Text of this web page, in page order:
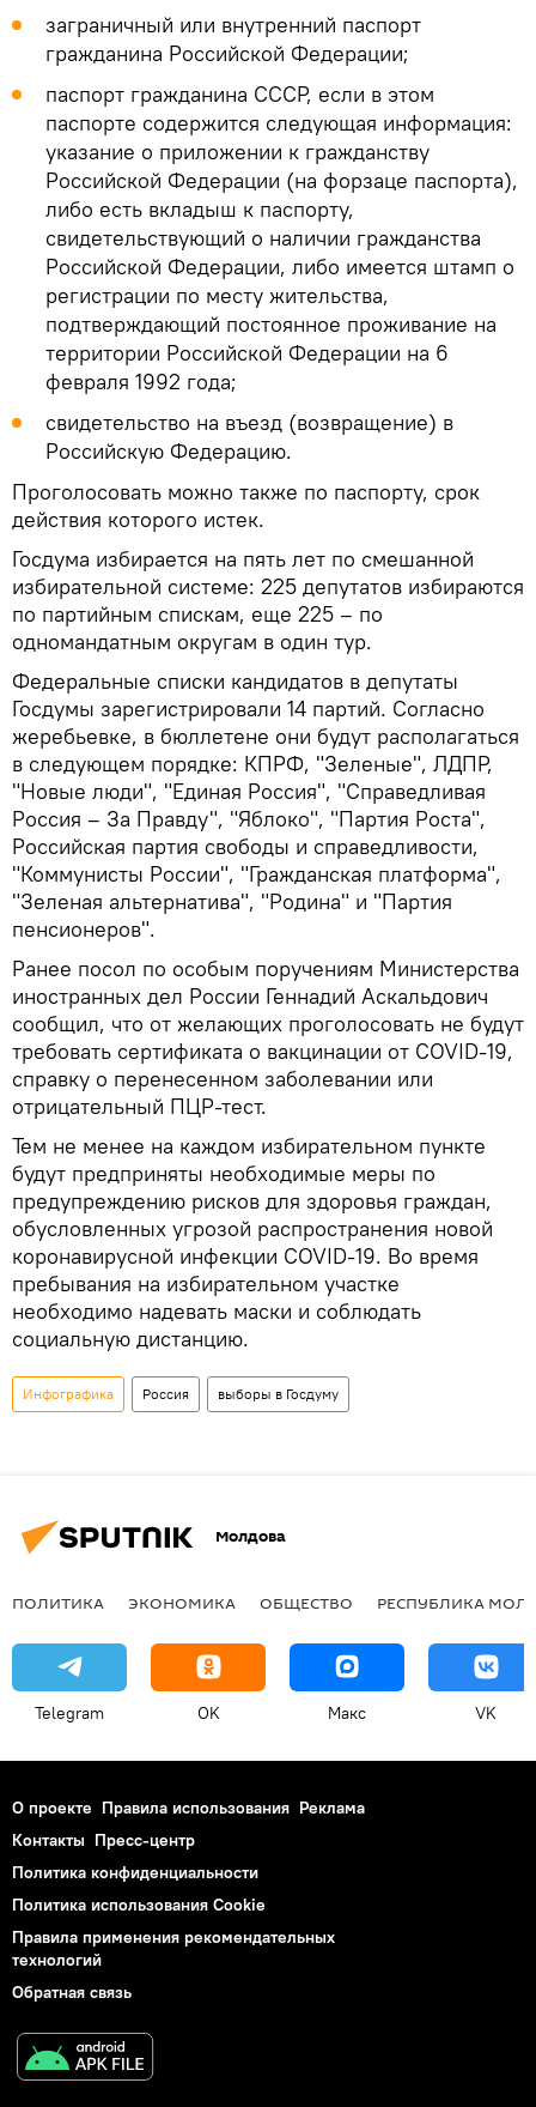
заграничный или внутренний паспорт
гражданина Российской Федерации;
паспорт гражданина СССР, если в этом
паспорте содержится следующая информация:
указание о приложении к гражданству
Российской Федерации (на форзаце паспорта),
либо есть вкладыш к паспорту,
свидетельствующий о наличии гражданства
Российской Федерации, либо имеется штамп о
регистрации по месту жительства,
подтверждающий постоянное проживание на
территории Российской Федерации на 6
февраля 1992 года;
свидетельство на въезд (возвращение) в
Российскую Федерацию.
Проголосовать можно также по паспорту, срок
действия которого истек.
Госдума избирается на пять лет по смешанной
избирательной системе: 225 депутатов избираются
по партийным спискам, еще 225 – по
одномандатным округам в один тур.
Федеральные списки кандидатов в депутаты
Госдумы зарегистрировали 14 партий. Согласно
жеребьевке, в бюллетене они будут располагаться
в следующем порядке: КПРФ, "Зеленые", ЛДПР,
"Новые люди", "Единая Россия", "Справедливая
Россия – За Правду", "Яблоко", "Партия Роста",
Российская партия свободы и справедливости,
"Коммунисты России", "Гражданская платформа",
"Зеленая альтернатива", "Родина" и "Партия
пенсионеров".
Ранее посол по особым поручениям Министерства
иностранных дел России Геннадий Аскальдович
сообщил, что от желающих проголосовать не будут
требовать сертификата о вакцинации от COVID-19,
справку о перенесенном заболевании или
отрицательный ПЦР-тест.
Тем не менее на каждом избирательном пункте
будут предприняты необходимые меры по
предупреждению рисков для здоровья граждан,
обусловленных угрозой распространения новой
коронавирусной инфекции COVID-19. Во время
пребывания на избирательном участке
необходимо надевать маски и соблюдать
социальную дистанцию.
Инфографика Россия выборы в Госдуму
Молдова
ПОЛИТИКА ЭКОНОМИКА ОБЩЕСТВО РЕСПУБЛИКА
Telegram OK Макс VK
О проекте Правила использования Реклама
Контакты Пресс-центр
Политика конфиденциальности
Политика использования Cookie
Правила применения рекомендательных
технологий
Обратная связь